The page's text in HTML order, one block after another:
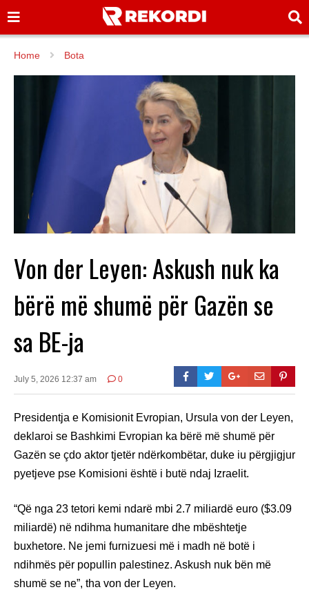
Home Bota
Von der Leyen: Askush nuk ka
bërë më shumë për Gazën se
sa BE-ja
July 5, 2026 12:37 am 0
Presidentja e Komisionit Evropian, Ursula von der Leyen,
deklaroi se Bashkimi Evropian ka bërë më shumë për
Gazën se çdo aktor tjetër ndërkombëtar, duke iu përgjigjur
pyetjeve pse Komisioni është i butë ndaj Izraelit.
“Që nga 23 tetori kemi ndarë mbi 2.7 miliardë euro ($3.09
miliardë) në ndihma humanitare dhe mbështetje
buxhetore. Ne jemi furnizuesi më i madh në botë i
ndihmës për popullin palestinez. Askush nuk bën më
shumë se ne”, tha von der Leyen.